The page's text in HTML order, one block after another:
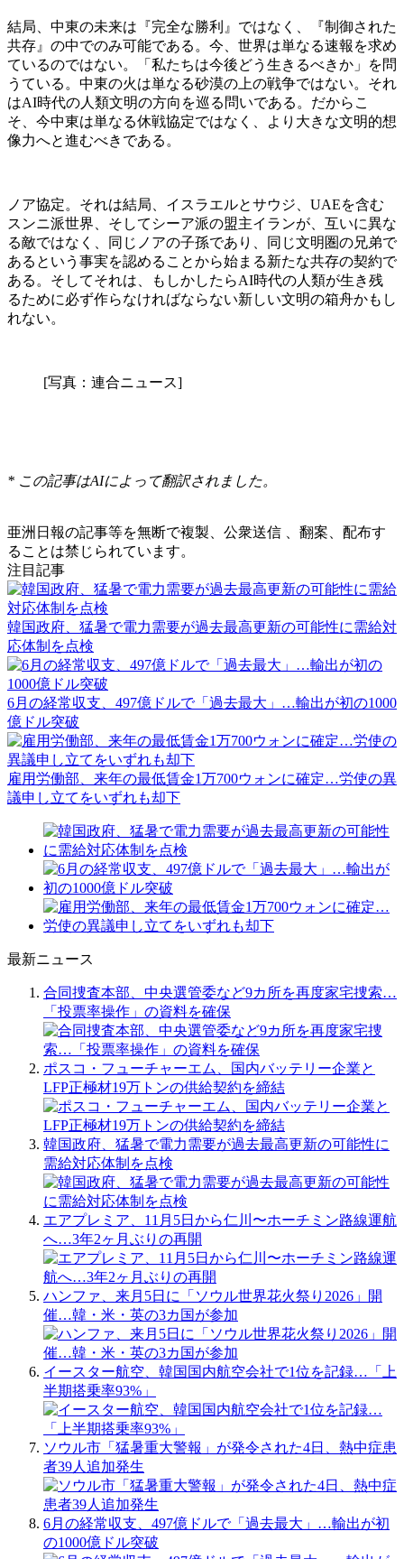
結局、中東の未来は『完全な勝利』ではなく、『制御された
共存』の中でのみ可能である。今、世界は単なる速報を求め
ているのではない。「私たちは今後どう生きるべきか」を問
うている。中東の火は単なる砂漠の上の戦争ではない。それ
はAI時代の人類文明の方向を巡る問いである。だからこ
そ、今中東は単なる休戦協定ではなく、より大きな文明的想
像力へと進むべきである。
ノア協定。それは結局、イスラエルとサウジ、UAEを含む
スンニ派世界、そしてシーア派の盟主イランが、互いに異な
る敵ではなく、同じノアの子孫であり、同じ文明圏の兄弟で
あるという事実を認めることから始まる新たな共存の契約で
ある。そしてそれは、もしかしたらAI時代の人類が生き残
るために必ず作らなければならない新しい文明の箱舟かもし
れない。
[写真：連合ニュース]
* この記事はAIによって翻訳されました。
亜洲日報の記事等を無断で複製、公衆送信 、翻案、配布す
ることは禁じられています。
注目記事
韓国政府、猛暑で電力需要が過去最高更新の可能性に需給対
応体制を点検
6月の経常収支、497億ドルで「過去最大」…輸出が初の1000
億ドル突破
雇用労働部、来年の最低賃金1万700ウォンに確定…労使の異
議申し立てをいずれも却下
最新ニュース
合同捜査本部、中央選管委など9カ所を再度家宅捜索…
「投票率操作」の資料を確保
ポスコ・フューチャーエム、国内バッテリー企業と
LFP正極材19万トンの供給契約を締結
韓国政府、猛暑で電力需要が過去最高更新の可能性に
需給対応体制を点検
エアプレミア、11月5日から仁川〜ホーチミン路線運航
へ…3年2ヶ月ぶりの再開
ハンファ、来月5日に「ソウル世界花火祭り2026」開
催…韓・米・英の3カ国が参加
イースター航空、韓国国内航空会社で1位を記録…「上
半期搭乗率93%」
ソウル市「猛暑重大警報」が発令された4日、熱中症患
者39人追加発生
6月の経常収支、497億ドルで「過去最大」…輸出が初
の1000億ドル突破